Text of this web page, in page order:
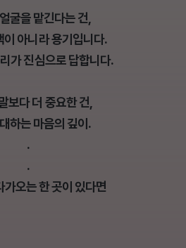
굴을 맡긴다는 건,
이 아니라 용기입니다.
가 진심으로 답합니다.
보다 더 중요한 건,
하는 마음의 깊이.
.
.
가오는 한 곳이 있다면